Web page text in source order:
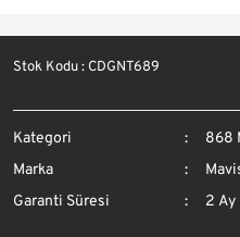
Stok Kodu : CDGNT689
Kategori
868
Marka
Garanti Süresi
2 Ay